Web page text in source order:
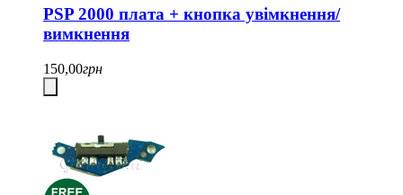
PSP 2000 плата + кнопка увімкнення/
вимкнення
150,00грн